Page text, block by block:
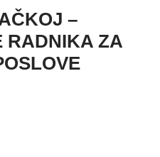
–
RADNIKA ZA